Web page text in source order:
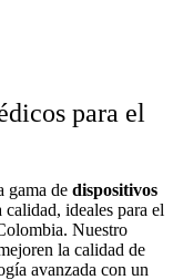
para el
gama de dispositivos
calidad, ideales para el
Nuestro
la calidad de
avanzada con un